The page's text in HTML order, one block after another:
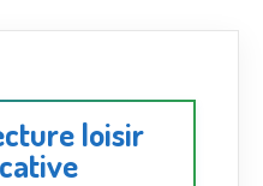
loisir